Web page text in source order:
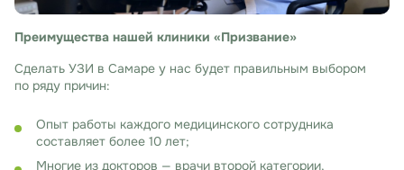
Преимущества нашей клиники «Призвание»
Сделать УЗИ в Самаре у нас будет правильным выбором
по ряду причин:
Опыт работы каждого медицинского сотрудника
составляет более 10 лет;
Многие из докторов — врачи второй категории,